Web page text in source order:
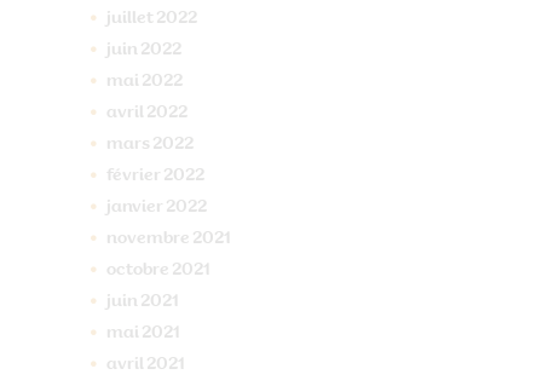
juillet 2022
juin 2022
mai 2022
avril 2022
mars 2022
février 2022
janvier 2022
novembre 2021
octobre 2021
juin 2021
mai 2021
avril 2021